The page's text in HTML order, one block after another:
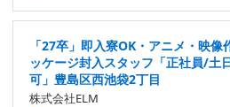
「27卒」即入寮OK・アニメ・映
ッケージ封入スタッフ「正社員/土
可」豊島区西池袋2丁目
株式会社ELM